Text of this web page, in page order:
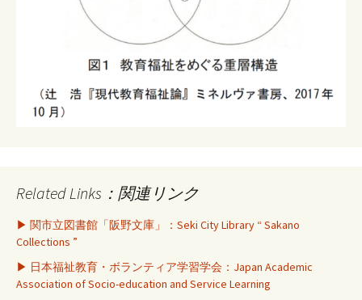
Related Links：関連リンク
▶ 関市立図書館「阪野文庫」：Seki City Library “ Sakano
Collections ”
▶ 日本福祉教育・ボランティア学習学会：Japan Academic
Association of Socio-education and Service Learning